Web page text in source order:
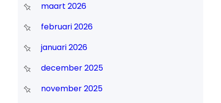
maart 2026
februari 2026
januari 2026
december 2025
november 2025